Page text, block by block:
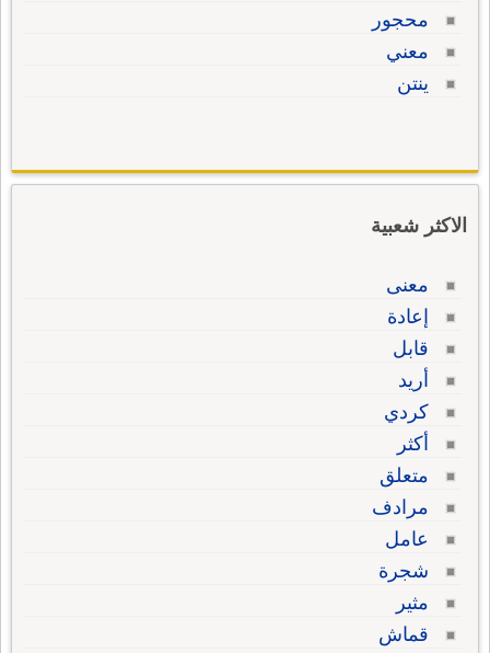
محجور
معني
ينتن
الاكثر شعبية
معنى
إعادة
قابل
أريد
كردي
أكثر
متعلق
مرادف
عامل
شجرة
مثير
قماش